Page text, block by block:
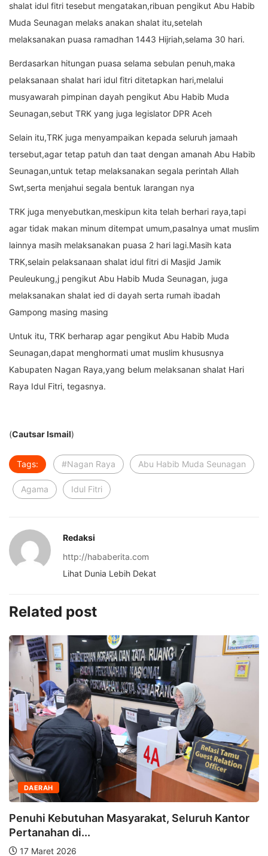
shalat idul fitri tesebut mengatakan,ribuan pengikut Abu Habib
Muda Seunagan melaks anakan shalat itu,setelah
melaksanakan puasa ramadhan 1443 Hijriah,selama 30 hari.
Berdasarkan hitungan puasa selama sebulan penuh,maka
pelaksanaan shalat hari idul fitri ditetapkan hari,melalui
musyawarah pimpinan dayah pengikut Abu Habib Muda
Seunagan,sebut TRK yang juga legislator DPR Aceh
Selain itu,TRK juga menyampaikan kepada seluruh jamaah
tersebut,agar tetap patuh dan taat dengan amanah Abu Habib
Seunagan,untuk tetap melaksanakan segala perintah Allah
Swt,serta menjahui segala bentuk larangan nya
TRK juga menyebutkan,meskipun kita telah berhari raya,tapi
agar tidak makan minum ditempat umum,pasalnya umat muslim
lainnya masih melaksanakan puasa 2 hari lagi.Masih kata
TRK,selain pelaksanaan shalat idul fitri di Masjid Jamik
Peuleukung,j pengikut Abu Habib Muda Seunagan, juga
melaksanakan shalat ied di dayah serta rumah ibadah
Gampong masing masing
Untuk itu, TRK berharap agar pengikut Abu Habib Muda
Seunagan,dapat menghormati umat muslim khususnya
Kabupaten Nagan Raya,yang belum melaksanan shalat Hari
Raya Idul Fitri, tegasnya.
(Cautsar Ismail)
Tags: #Nagan Raya Abu Habib Muda Seunagan
Agama Idul Fitri
Redaksi
http://hababerita.com
Lihat Dunia Lebih Dekat
Related post
DAERAH
Penuhi Kebutuhan Masyarakat, Seluruh Kantor
Pertanahan di...
17 Maret 2026